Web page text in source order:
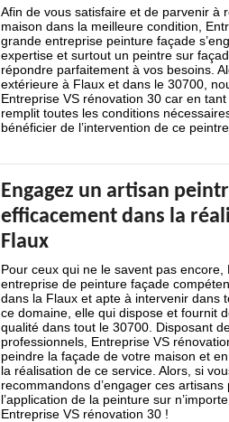
Afin de vous satisfaire et de parvenir à
maison dans la meilleure condition,
grande entreprise peinture façade
expertise et surtout un peintre sur
répondre parfaitement à vos besoins.
extérieure à Flaux et dans le 30700,
Entreprise VS rénovation 30 car en
remplit toutes les conditions
bénéficier de l’intervention de ce
Engagez un artisan
efficacement dans la
Flaux
Pour ceux qui ne le savent pas
entreprise de peinture façade
dans la Flaux et apte à intervenir dans
ce domaine, elle qui dispose et fournit
qualité dans tout le 30700. Disposant
professionnels, Entreprise VS
peindre la façade de votre maison et
la réalisation de ce service. Alors, si
recommandons d’engager ces
l’application de la peinture sur
Entreprise VS rénovation 30 !